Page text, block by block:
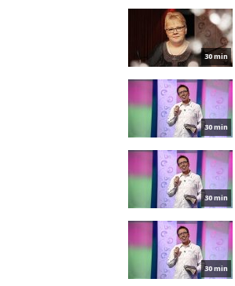
30 min
30 min
30 min
30 min